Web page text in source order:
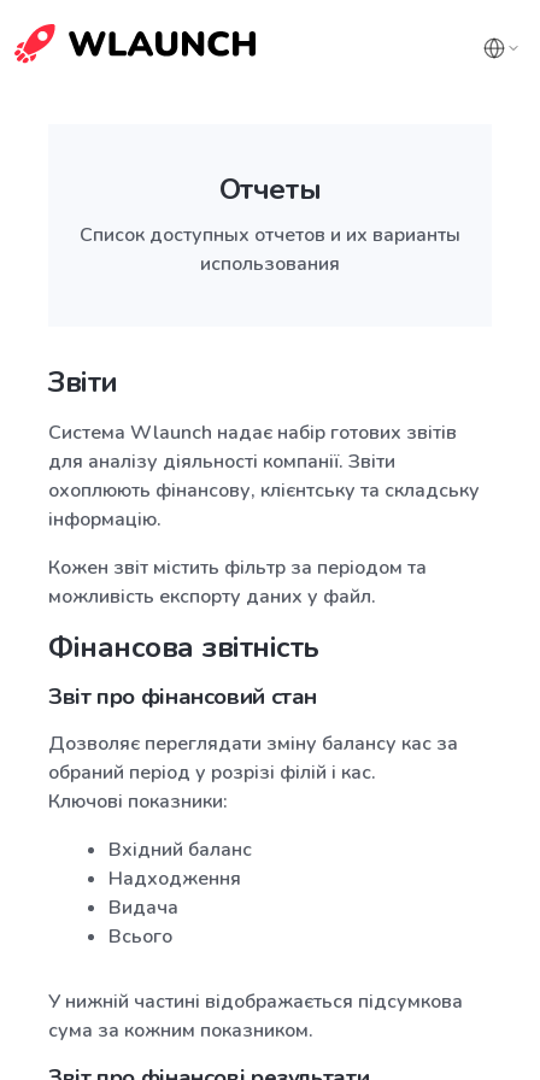
Отчеты
Список доступных отчетов и их варианты
использования
Звіти
Система Wlaunch надає набір готових звітів
для аналізу діяльності компанії. Звіти
охоплюють фінансову, клієнтську та складську
інформацію.
Кожен звіт містить фільтр за періодом та
можливість експорту даних у файл.
Фінансова звітність
Звіт про фінансовий стан
Дозволяє переглядати зміну балансу кас за
обраний період у розрізі філій і кас.
Ключові показники:
Вхідний баланс
Надходження
Видача
Всього
У нижній частині відображається підсумкова
сума за кожним показником.